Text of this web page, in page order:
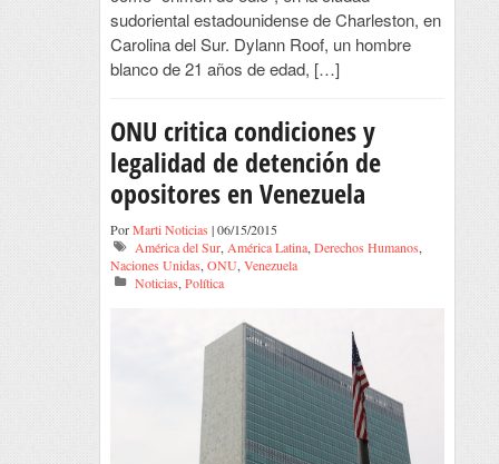
sudoriental estadounidense de Charleston, en
Carolina del Sur. Dylann Roof, un hombre
blanco de 21 años de edad, […]
ONU critica condiciones y
legalidad de detención de
opositores en Venezuela
PorMarti Noticias | 06/15/2015
América del Sur, América Latina, Derechos Humanos,
Naciones Unidas, ONU, Venezuela
Noticias, Política